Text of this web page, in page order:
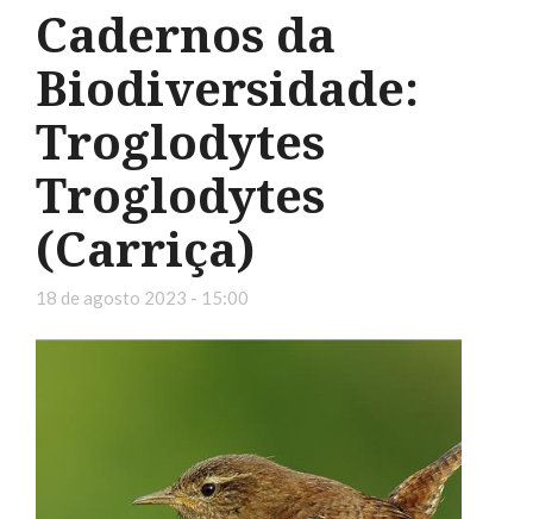
Cadernos da
Biodiversidade:
Troglodytes
Troglodytes
(Carriça)
18 de agosto 2023 - 15:00